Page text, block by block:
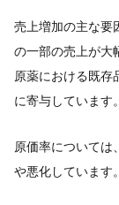
売上増加の主な要
の一部の売上が大
原薬における既存
に寄与しています。
原価率については
や悪化しています。